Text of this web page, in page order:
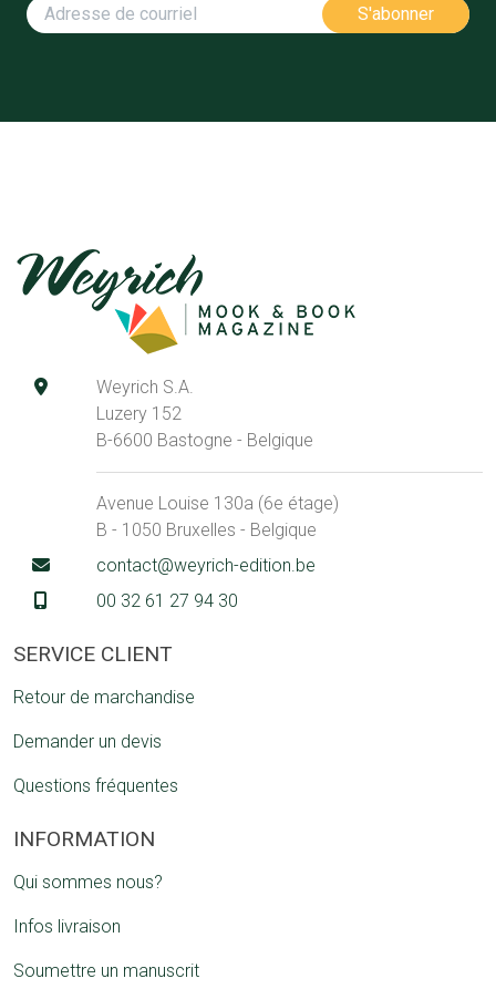
Weyrich S.A.
Luzery 152
B-6600 Bastogne - Belgique
Avenue Louise 130a (6e étage)
B - 1050 Bruxelles - Belgique
contact@weyrich-edition.be
00 32 61 27 94 30
SERVICE CLIENT
Retour de marchandise
Demander un devis
Questions fréquentes
INFORMATION
Qui sommes nous?
Infos livraison
Soumettre un manuscrit